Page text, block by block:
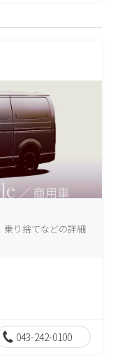
乗り捨てなどの詳細
043-242-0100